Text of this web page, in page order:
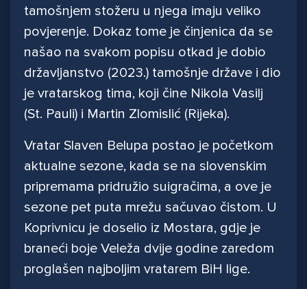
tamošnjem stožeru u njega imaju veliko
povjerenje. Dokaz tome je činjenica da se
našao na svakom popisu otkad je dobio
državljanstvo (2023.) tamošnje države i dio
je vratarskog tima, koji čine Nikola Vasilj
(St. Pauli) i Martin Zlomislić (Rijeka).
Vratar Slaven Belupa postao je početkom
aktualne sezone, kada se na slovenskim
pripremama pridružio suigračima, a ove je
sezone pet puta mrežu sačuvao čistom. U
Koprivnicu je doselio iz Mostara, gdje je
braneći boje Veleža dvije godine zaredom
proglašen najboljim vratarem BiH lige.